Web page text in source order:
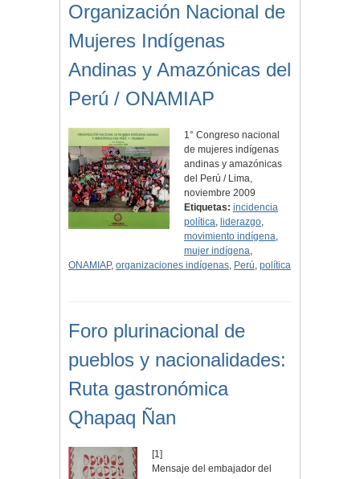
Organización Nacional de
Mujeres Indígenas
Andinas y Amazónicas del
Perú / ONAMIAP
1° Congreso nacional
de mujeres indígenas
andinas y amazónicas
del Perú / Lima,
noviembre 2009
Etiquetas: incidencia
política, liderazgo,
movimiento indígena,
mujer indígena,
ONAMIAP, organizaciones indígenas, Perú, política
Foro plurinacional de
pueblos y nacionalidades:
Ruta gastronómica
Qhapaq Ñan
[1]
Mensaje del embajador del